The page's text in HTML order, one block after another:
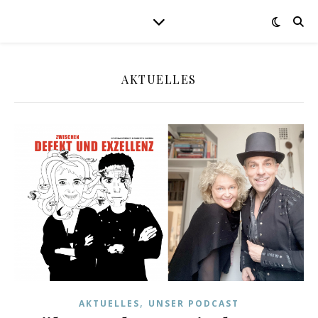
AKTUELLES
AKTUELLES, UNSER PODCAST